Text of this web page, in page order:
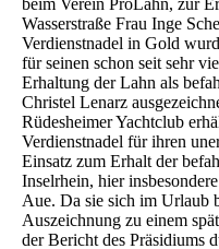
beim Verein ProLahn, zur
Wasserstraße Frau Inge
Verdienstnadel in Gold
für seinen schon seit sehr
Erhaltung der Lahn als
Christel Lenarz
Rüdesheimer Yachtclub
Verdienstnadel für ihren
Einsatz zum Erhalt der
Inselrhein, hier
Aue. Da sie sich im Urlaub
Auszeichnung zu einem
der Bericht des Präsidiums